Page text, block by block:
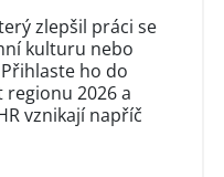
zlepšil práci se
kulturu nebo
ho do
regionu 2026 a
vznikají napříč